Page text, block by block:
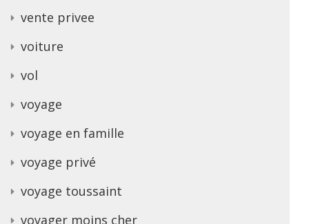
vente privee
voiture
vol
voyage
voyage en famille
voyage privé
voyage toussaint
voyager moins cher